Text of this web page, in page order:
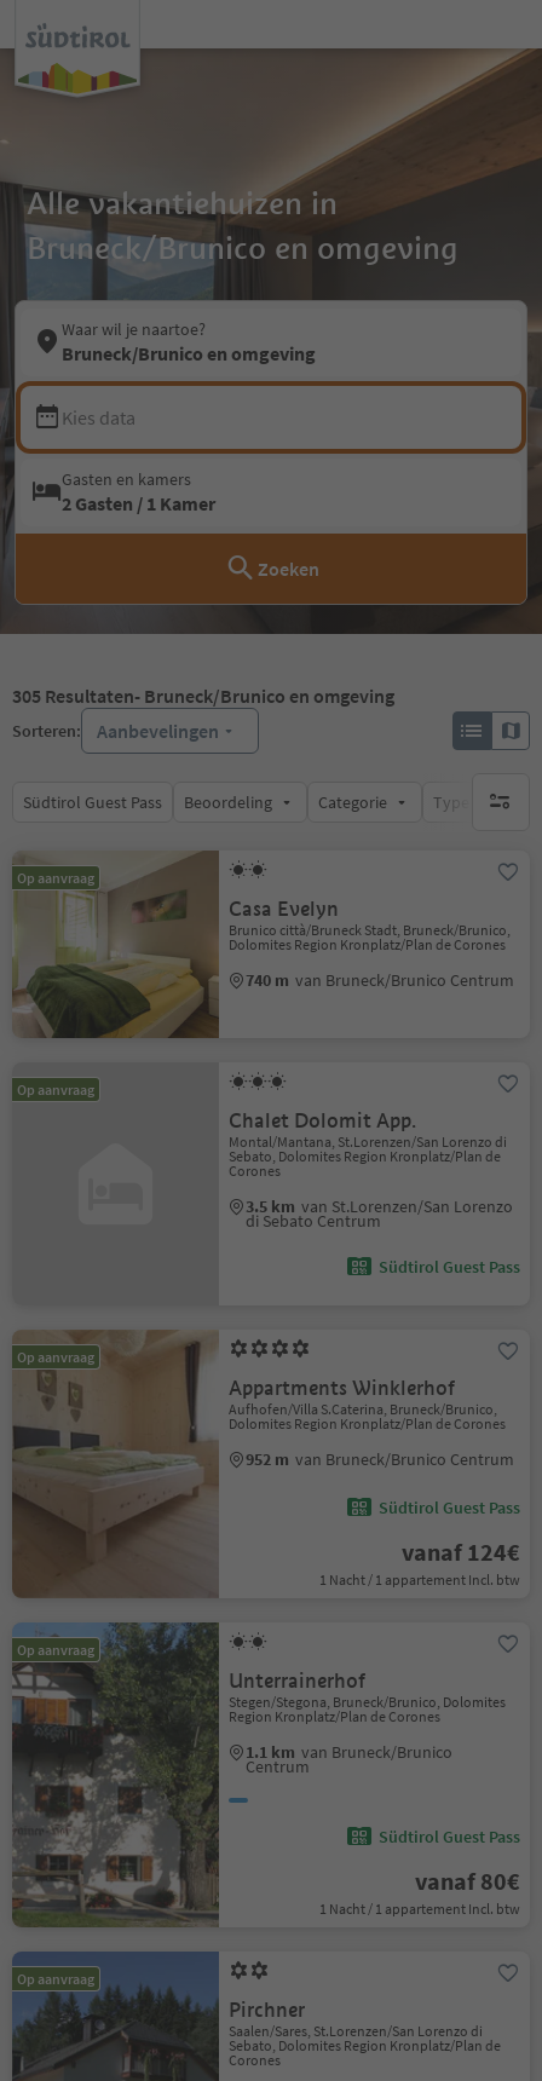
Alle vakantiehuizen in
Bruneck/Brunico en omgeving
Waar wil je naartoe?
Bruneck/Brunico en omgeving
Kies data
Gasten en kamers
2 Gasten / 1 Kamer
Zoeken
305 Resultaten- Bruneck/Brunico en omgeving
Sorteren: Aanbevelingen
Südtirol Guest Pass Beoordeling Categorie Type catering
geen
Op aanvraag
Casa Evelyn
Brunico città/Bruneck Stadt, Bruneck/Brunico,
Dolomites Region Kronplatz/Plan de Corones
740 m van Bruneck/Brunico Centrum
Op aanvraag
Chalet Dolomit App.
Montal/Mantana, St.Lorenzen/San Lorenzo di
Sebato, Dolomites Region Kronplatz/Plan de
Corones
3.5 km van St.Lorenzen/San Lorenzo
di Sebato Centrum
Südtirol Guest Pass
Op aanvraag
Appartments Winklerhof
Aufhofen/Villa S.Caterina, Bruneck/Brunico,
Dolomites Region Kronplatz/Plan de Corones
952 m van Bruneck/Brunico Centrum
Südtirol Guest Pass
vanaf 124€
1 Nacht / 1 appartement Incl. btw
Op aanvraag
Unterrainerhof
Stegen/Stegona, Bruneck/Brunico, Dolomites
Region Kronplatz/Plan de Corones
1.1 km van Bruneck/Brunico
Centrum
Südtirol Guest Pass
vanaf 80€
1 Nacht / 1 appartement Incl. btw
Op aanvraag
Pirchner
Saalen/Sares, St.Lorenzen/San Lorenzo di
Sebato, Dolomites Region Kronplatz/Plan de
Corones